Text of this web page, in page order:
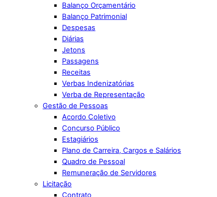
Balanço Orçamentário
Balanço Patrimonial
Despesas
Diárias
Jetons
Passagens
Receitas
Verbas Indenizatórias
Verba de Representação
Gestão de Pessoas
Acordo Coletivo
Concurso Público
Estagiários
Plano de Carreira, Cargos e Salários
Quadro de Pessoal
Remuneração de Servidores
Licitação
Contrato